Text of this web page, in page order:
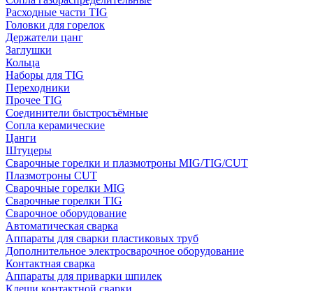
Расходные части TIG
Головки для горелок
Держатели цанг
Заглушки
Кольца
Наборы для TIG
Переходники
Прочее TIG
Соединители быстросъёмные
Сопла керамические
Цанги
Штуцеры
Сварочные горелки и плазмотроны MIG/TIG/CUT
Плазмотроны CUT
Сварочные горелки MIG
Сварочные горелки TIG
Сварочное оборудование
Автоматическая сварка
Аппараты для сварки пластиковых труб
Дополнительное электросварочное оборудование
Контактная сварка
Аппараты для приварки шпилек
Клещи контактной сварки